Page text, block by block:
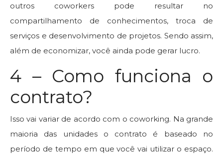
outros coworkers pode resultar no
compartilhamento de conhecimentos, troca de
serviços e desenvolvimento de projetos. Sendo assim,
além de economizar, você ainda pode gerar lucro.
4 – Como funciona o
contrato?
Isso vai variar de acordo com o coworking. Na grande
maioria das unidades o contrato é baseado no
período de tempo em que você vai utilizar o espaço.